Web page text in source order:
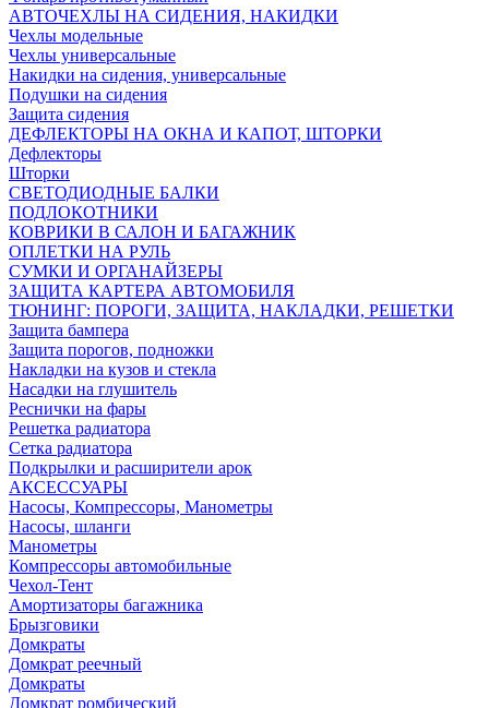
АВТОЧЕХЛЫ НА СИДЕНИЯ, НАКИДКИ
Чехлы модельные
Чехлы универсальные
Накидки на сидения, универсальные
Подушки на сидения
Защита сидения
ДЕФЛЕКТОРЫ НА ОКНА И КАПОТ, ШТОРКИ
Дефлекторы
Шторки
СВЕТОДИОДНЫЕ БАЛКИ
ПОДЛОКОТНИКИ
КОВРИКИ В САЛОН И БАГАЖНИК
ОПЛЕТКИ НА РУЛЬ
СУМКИ И ОРГАНАЙЗЕРЫ
ЗАЩИТА КАРТЕРА АВТОМОБИЛЯ
ТЮНИНГ: ПОРОГИ, ЗАЩИТА, НАКЛАДКИ, РЕШЕТКИ
Защита бампера
Защита порогов, подножки
Накладки на кузов и стекла
Насадки на глушитель
Реснички на фары
Решетка радиатора
Сетка радиатора
Подкрылки и расширители арок
АКСЕССУАРЫ
Насосы, Компрессоры, Манометры
Насосы, шланги
Манометры
Компрессоры автомобильные
Чехол-Тент
Амортизаторы багажника
Брызговики
Домкраты
Домкрат реечный
Домкраты
Домкрат ромбический